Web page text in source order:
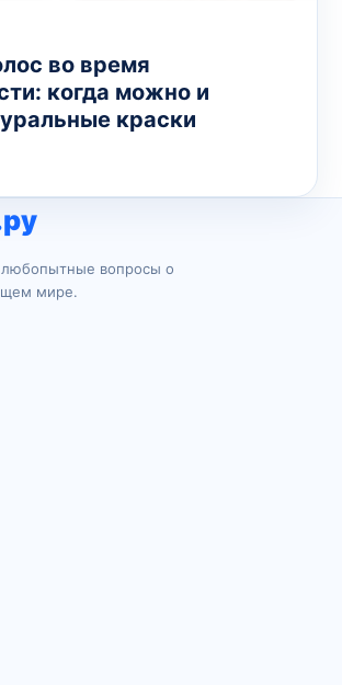
во время
когда можно и
краски
вопросы о
мире.